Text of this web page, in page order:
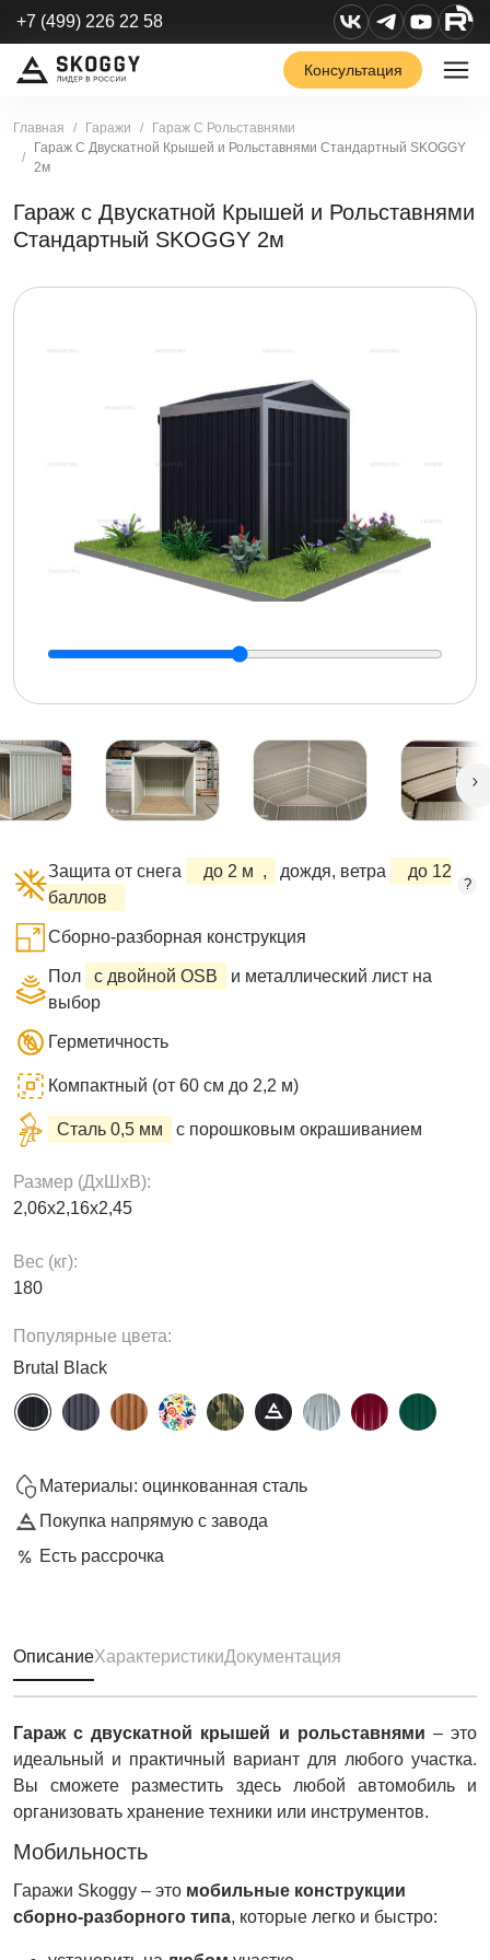
+7 (499) 226 22 58
Консультация
Главная Гаражи
Гараж С Рольставнями
Гараж С Двускатной Крышей и Рольставнями Стандартный SKOGGY
2м
Гараж с Двускатной Крышей и Рольставнями
Стандартный SKOGGY 2м
Защита от снега до 2 м , дождя, ветра
до 12
баллов
?
Сборно-разборная конструкция
Пол с двойной OSB
и металлический лист на
выбор
Герметичность
Компактный (от 60 см до 2,2 м)
Сталь 0,5 мм с порошковым окрашиванием
Размер (ДxШxВ):
2,06х2,16х2,45
Вес (кг):
180
Популярные цвета:
Brutal Black
Материалы: оцинкованная сталь
Покупка напрямую с завода
Есть рассрочка
ОписаниеХарактеристикиДокументация
Гараж с двускатной крышей и рольставнями – это
идеальный и практичный вариант для любого участка.
Вы сможете разместить здесь любой автомобиль и
организовать хранение техники или инструментов.
Мобильность
Гаражи Skoggy – это мобильные конструкции
сборно-разборного типа, которые легко и быстро: